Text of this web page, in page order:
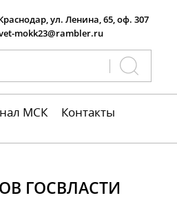
ул. Ленина, 65, оф. 307
mokk23@rambler.ru
МСК Контакты
ГОСВЛАСТИ